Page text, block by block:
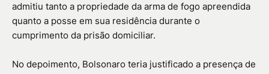
admitiu tanto a propriedade da arma de fogo apreendida
quanto a posse em sua residência durante o
cumprimento da prisão domiciliar.
No depoimento, Bolsonaro teria justificado a presença de